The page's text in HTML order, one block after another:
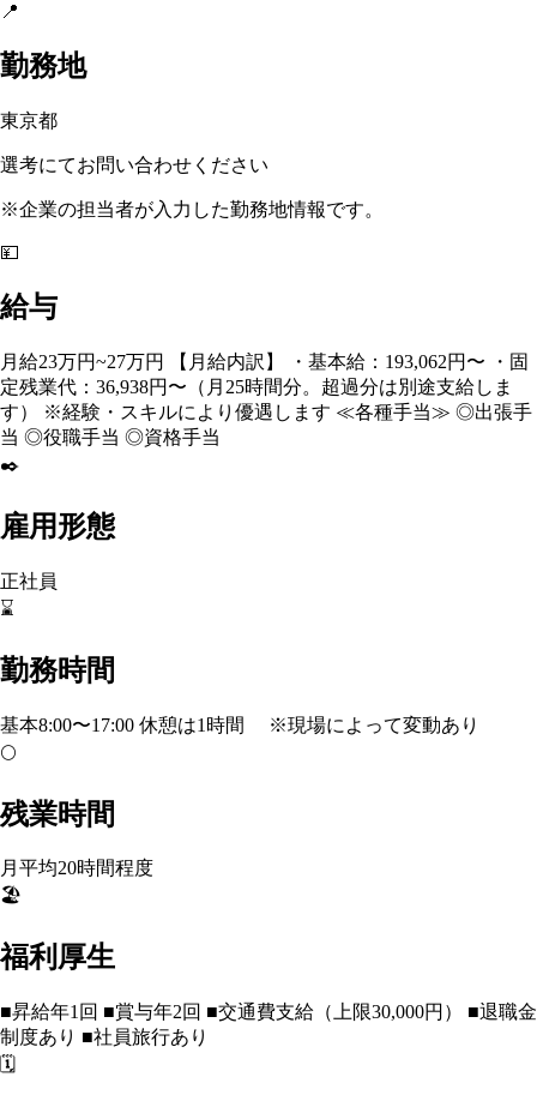
📍
勤務地
東京都
選考にてお問い合わせください
※企業の担当者が入力した勤務地情報です。
💴
給与
月給23万円~27万円 【月給内訳】 ・基本給：193,062円〜 ・固
定残業代：36,938円〜（月25時間分。超過分は別途支給しま
す） ※経験・スキルにより優遇します ≪各種手当≫ ◎出張手
当 ◎役職手当 ◎資格手当
✒️
雇用形態
正社員
⌛
勤務時間
基本8:00〜17:00 休憩は1時間 ※現場によって変動あり
🌕
残業時間
月平均20時間程度
🏖️
福利厚生
■昇給年1回 ■賞与年2回 ■交通費支給（上限30,000円） ■退職金
制度あり ■社員旅行あり
🗓️